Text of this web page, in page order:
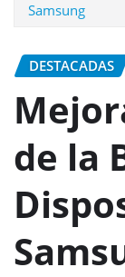
Samsung
DESTACADAS
de la